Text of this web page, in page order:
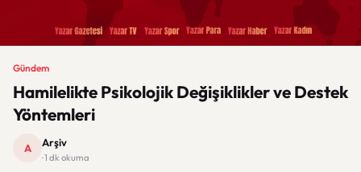
Gündem
Hamilelikte Psikolojik Değişiklikler ve Destek
Yöntemleri
A Arşiv
· 1 dk okuma